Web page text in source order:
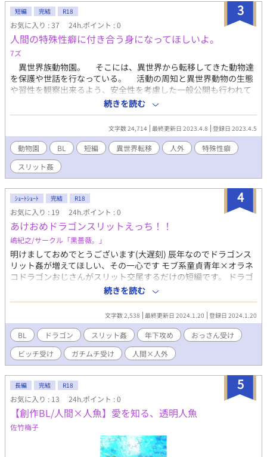
3
短編 完結 R18
お気に入り : 37 24h.ポイント : 0
人間の特殊性癖に付き合う身になってほしいよ。
7ズ
異世界族動物園。 そこには、異世界から転移してきた動物達
を保護や世話を行なっている。 活動の周知と異世界動物の生態
や習性を観察出来るよう、安全性を考慮した一般公開も行われて
いる。 しかし、“動物”と言う括りを決めるのは人間である。異
世界では、見た目も人とはかけ離れており、地球上の動物に姿が
寄っているだけで、人と同等の知能を有する異世界種が存在して
いる。言葉が通じないばっかりに、その事実に地球人はまだ気付
いていない。 庇護下の檻の中、二体の異世界種は常時習性を晒
され続ける。 食事も排泄も、そして交尾さえ……人間はニコニ
コしながら、見つめ続けている。 二体の心情も知らずに。
続きを読む
文字数 24,714 最終更新日 2023.4.8 登録日 2023.4.5
動物園 BL 短編 異世界転移 人外
特殊性癖
スリット姦
4
ｼｮｰﾄｼｮｰﾄ 完結 R18
お気に入り : 19 24h.ポイント : 0
あけおめドラゴンスリットえっち！！
嶋紀之/サークル「黒薔薇。」
明けましておめでとうございます(大遅刻) 辰年なのでドラゴンス
リット姦が増えてほしい、その一心です モブ系童貞青年×オラネ
コドラゴンおじさんがスリット交尾するだけの短編です。 ドラゴ
ンスリット姦書くぞ！とだけ決めて一時間で書きました。 この話
はpixiv、ムーンライトノベルズ、作者個人サイトにも掲載してい
続きを読む
文字数 2,538 最終更新日 2024.1.20 登録日 2024.1.20
BL ドラゴン スリット姦 年下攻め
おっさん受け
ビッチ受け
ガチムチ受け 人間×人外
5
長編 完結 R18
お気に入り : 13 24h.ポイント : 0
【創作BL/人間×人魚】愛を知る、透明人魚
佐竹梅子